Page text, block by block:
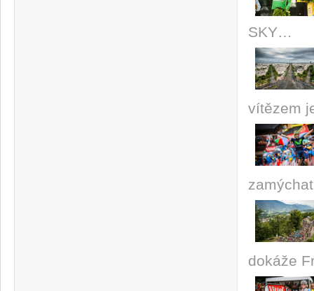
SKY…
vítězem
dokáže